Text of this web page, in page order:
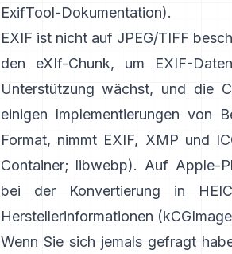
ExifTool-Dokumentation).
EXIF ist nicht auf JPEG/TIFF
den eXIf-Chunk, um EXIF-
Unterstützung wächst, und die
einigen Implementierungen von
Format, nimmt EXIF, XMP und
Container; libwebp). Auf Apple-
bei der Konvertierung in
Herstellerinformationen (
Wenn Sie sich jemals gefragt